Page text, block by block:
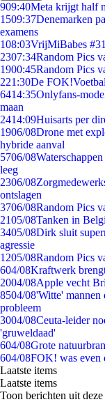
909:40Meta krijgt half
1509:37Denemarken
examens
108:03VrijMiBabes
2307:34Random Pics
1900:45Random Pics
221:30De
6414:35Onlyfans-
maan
2414:09Huisarts per
1906/08Drone met
hybride aanval
5706/08
leeg
2306/08
ontslagen
3706/08Random Pics
2105/08Tanken in
3405/08Dirk sluit
agressie
1205/08Random Pics
604/08Kraftwerk
2004/08Apple vecht
8504/08'Witte' mannen
probleem
3004/08Ceuta-leider
'gruweldaad'
604/08Grote
604/08FOK! was even
Laatste items
Laatste items
Toon berichten uit deze